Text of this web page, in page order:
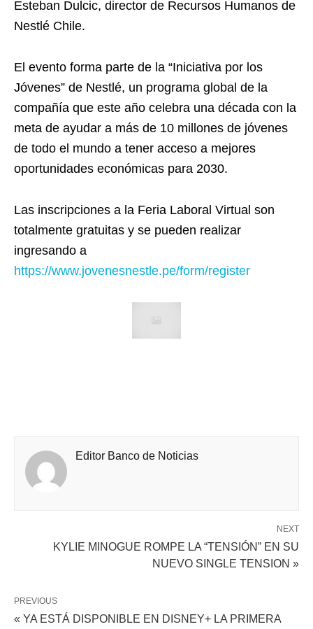
Esteban Dulcic, director de Recursos Humanos de
Nestlé Chile.
El evento forma parte de la “Iniciativa por los
Jóvenes” de Nestlé, un programa global de la
compañía que este año celebra una década con la
meta de ayudar a más de 10 millones de jóvenes
de todo el mundo a tener acceso a mejores
oportunidades económicas para 2030.
Las inscripciones a la Feria Laboral Virtual son
totalmente gratuitas y se pueden realizar
ingresando a
https://www.jovenesnestle.pe/form/register
Editor Banco de Noticias
NEXT
KYLIE MINOGUE ROMPE LA “TENSIÓN” EN SU
NUEVO SINGLE TENSION »
PREVIOUS
« YA ESTÁ DISPONIBLE EN DISNEY+ LA PRIMERA